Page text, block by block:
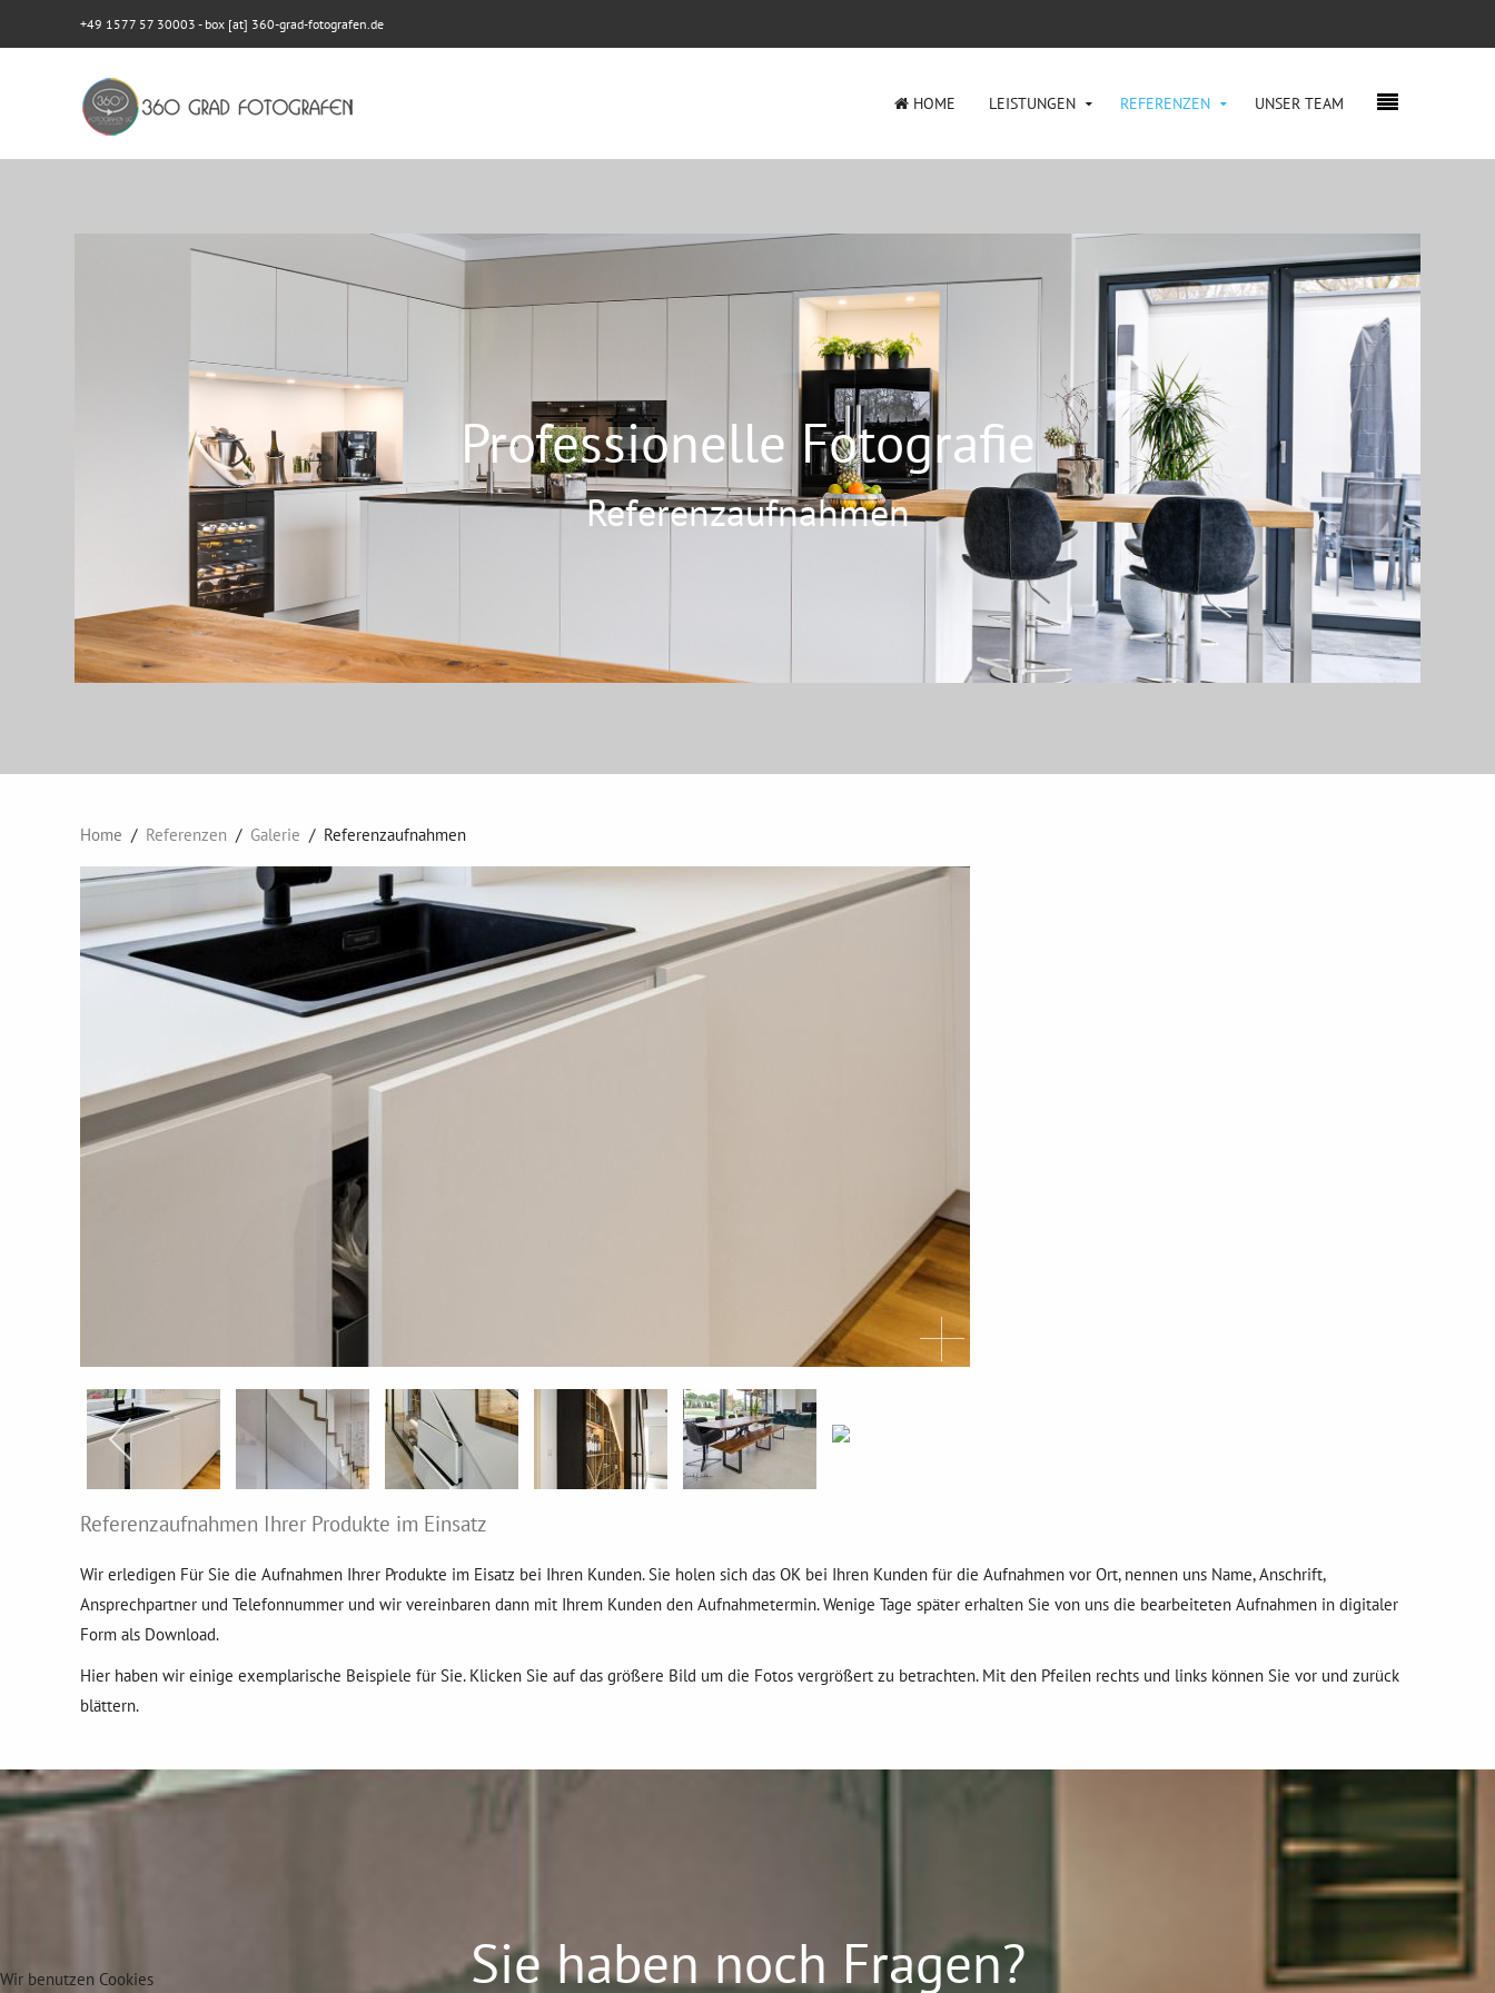
+49 1577 57 30003 - box [at] 360-grad-fotografen.de
HOME LEISTUNGEN REFERENZEN UNSER TEAM
Professionelle Fotografie
Referenzaufnahmen
Home Referenzen Galerie Referenzaufnahmen
Referenzaufnahmen Ihrer Produkte im Einsatz
Wir erledigen Für Sie die Aufnahmen Ihrer Produkte im Eisatz bei Ihren Kunden. Sie holen sich das OK bei Ihren Kunden für die Aufnahmen vor Ort, nennen uns Name, Anschrift,
Ansprechpartner und Telefonnummer und wir vereinbaren dann mit Ihrem Kunden den Aufnahmetermin. Wenige Tage später erhalten Sie von uns die bearbeiteten Aufnahmen in digitaler
Form als Download.
Hier haben wir einige exemplarische Beispiele für Sie. Klicken Sie auf das größere Bild um die Fotos vergrößert zu betrachten. Mit den Pfeilen rechts und links können Sie vor und zurück
blättern.
Sie haben noch Fragen?
Wir benutzen Cookies